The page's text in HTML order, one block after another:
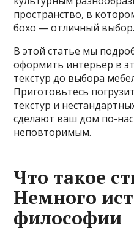
пространство, в
бохо — отличный выбор.
В этой статье мы
оформить интерьер в
текстур до выбора
Приготовьтесь
текстур и
сделают ваш дом по-
неповторимым.
Что такое
Немного
философии